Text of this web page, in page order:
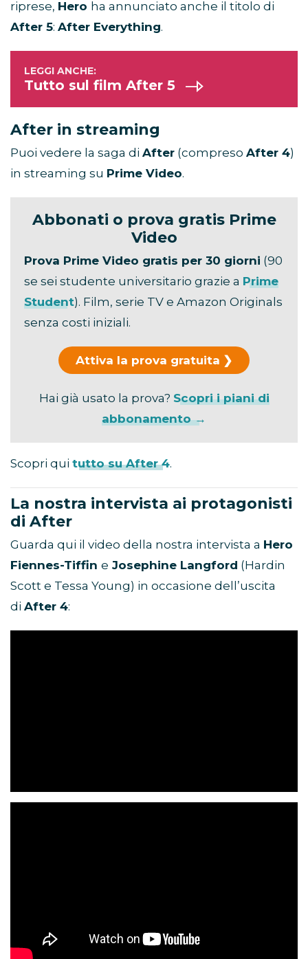
riprese, Hero ha annunciato anche il titolo di
After 5: After Everything.
Tutto sul film After 5
After in streaming
Puoi vedere la saga di After (compreso After 4)
in streaming su Prime Video.
Abbonati o prova gratis Prime
Video
Prova Prime Video gratis per 30 giorni (90
se sei studente universitario grazie a Prime
Student). Film, serie TV e Amazon Originals
senza costi iniziali.
Attiva la prova gratuita
Hai già usato la prova? Scopri i piani di
abbonamento →
Scopri qui tutto su After 4.
La nostra intervista ai protagonisti
di After
Guarda qui il video della nostra intervista a Hero
Fiennes-Tiffin e Josephine Langford (Hardin
Scott e Tessa Young) in occasione dell’uscita
di After 4: